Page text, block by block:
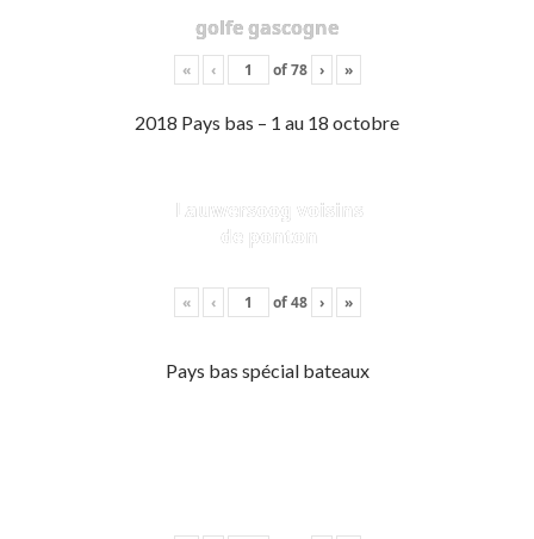
golfe gascogne
« ‹ of78 › »
2018 Pays bas – 1 au 18 octobre
Lauwersoog voisins
de ponton
« ‹ of48 › »
Pays bas spécial bateaux